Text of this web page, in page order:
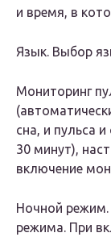
и время, в
Язык. Выбор
Мониторинг
сна, и пульса
30 минут),
включение
Ночной режим.
режима. При